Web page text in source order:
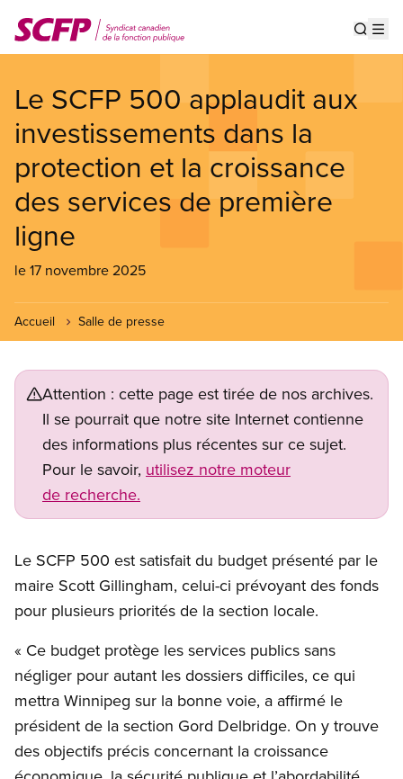
au
contenu
Le SCFP 500 applaudit aux
investissements dans la
protection et la croissance
des services de première
ligne
le 17 novembre 2025
Accueil Salle de presse
Attention : cette page est tirée de nos archives.
Il se pourrait que notre site Internet contienne
des informations plus récentes sur ce sujet.
Pour le savoir, utilisez notre moteur
de recherche.
Le SCFP 500 est satisfait du budget présenté par le
maire Scott Gillingham, celui-ci prévoyant des fonds
pour plusieurs priorités de la section locale.
« Ce budget protège les services publics sans
négliger pour autant les dossiers difficiles, ce qui
mettra Winnipeg sur la bonne voie, a affirmé le
président de la section Gord Delbridge. On y trouve
des objectifs précis concernant la croissance